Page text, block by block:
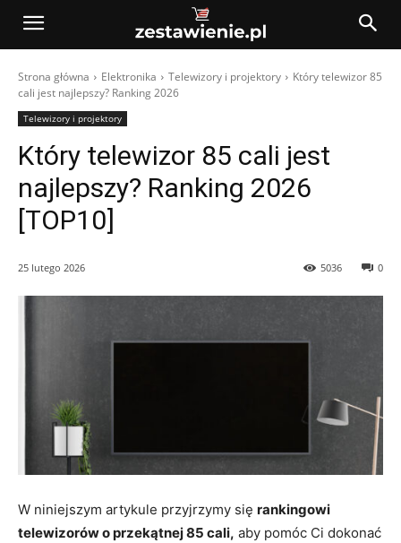
Strona główna Elektronika Telewizory i projektory
Który telewizor 85
cali jest najlepszy? Ranking 2026
Telewizory i projektory
Który telewizor 85 cali jest
najlepszy? Ranking 2026
[TOP10]
25 lutego 2026 0
5036
W niniejszym artykule przyjrzymy się rankingowi
telewizorów o przekątnej 85 cali, aby pomóc Ci dokonać